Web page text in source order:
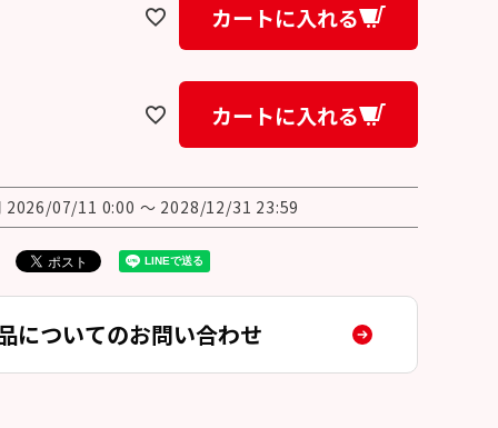
カートに入れる
カートに入れる
2026/07/11 0:00 〜 2028/12/31 23:59
についてのお問い合わせ